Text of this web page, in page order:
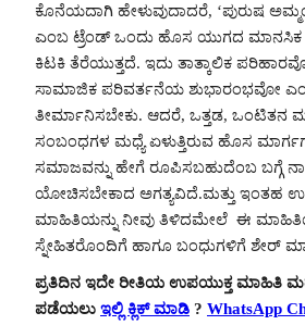
ಕೊನೆಯದಾಗಿ ಹೇಳುವುದಾದರೆ, ‘ಪುರುಷ
ಎಂಬ ಟ್ರೆಂಡ್ ಒಂದು ಹೊಸ ಯುಗದ ಮಾನಸಿಕ
ಕಿಟಕಿ ತೆರೆಯುತ್ತದೆ. ಇದು ತಾತ್ಕಾಲಿಕ
ಸಾಮಾಜಿಕ ಪರಿವರ್ತನೆಯ ಶುಭಾರಂಭವೋ
ತೀರ್ಮಾನಿಸಬೇಕು. ಆದರೆ, ಒತ್ತಡ, ಒಂಟಿತನ
ಸಂಬಂಧಗಳ ಮಧ್ಯೆ ಏಳುತ್ತಿರುವ ಹೊಸ
ಸಮಾಜವನ್ನು ಹೇಗೆ ರೂಪಿಸಬಹುದೆಂಬ ಬಗ್ಗೆ
ಯೋಚಿಸಬೇಕಾದ ಅಗತ್ಯವಿದೆ.ಮತ್ತು ಇಂತಹ
ಮಾಹಿತಿಯನ್ನು ನೀವು ತಿಳಿದಮೇಲೆ ಈ
ಸ್ನೇಹಿತರೊಂದಿಗೆ ಹಾಗೂ ಬಂಧುಗಳಿಗೆ ಶೇರ್
ಪ್ರತಿದಿನ ಇದೇ ರೀತಿಯ ಉಪಯುಕ್ತ ಮಾಹಿತಿ
ಪಡೆಯಲು ಇಲ್ಲಿ ಕ್ಲಿಕ್ ಮಾಡಿ ? WhatsApp